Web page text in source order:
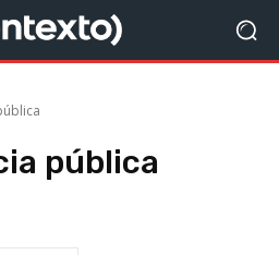
pública